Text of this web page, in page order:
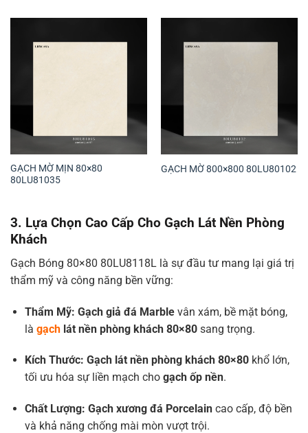
GẠCH MỜ MỊN 80×80
80LU81035
GẠCH MỜ 800×800 80LU80102
3. Lựa Chọn Cao Cấp Cho Gạch Lát Nền Phòng
Khách
Gạch Bóng 80×80 80LU8118L là sự đầu tư mang lại giá trị
thẩm mỹ và công năng bền vững:
Thẩm Mỹ: Gạch giả đá Marblevân xám, bề mặt bóng,
là gạchlát nền phòng khách 80×80sang trọng.
Kích Thước: Gạch lát nền phòng khách 80×80khổ lớn,
tối ưu hóa sự liền mạch cho gạch ốp nền.
Chất Lượng: Gạch xương đá Porcelaincao cấp, độ bền
và khả năng chống mài mòn vượt trội.